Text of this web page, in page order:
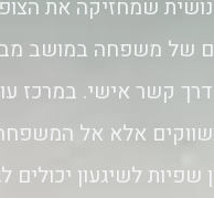
שמחזיקה את
של משפחה במושב
קשר אישי. במרכז
אלא אל
לשיגעון יכולים